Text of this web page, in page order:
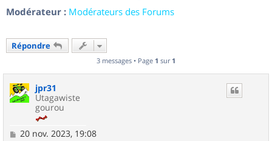
Modérateur : Modérateurs des Forums
Répondre
3 messages • Page 1 sur 1
jpr31
Utagawiste
gourou
M
20 nov. 2023, 19:08